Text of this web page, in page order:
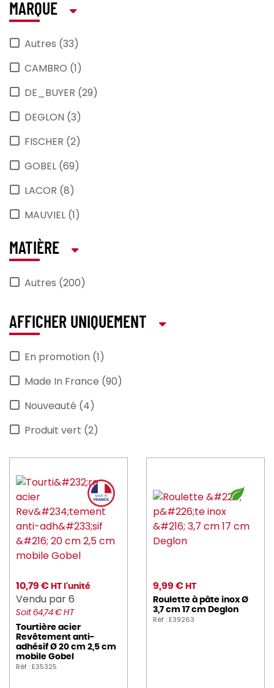
MARQUE
Autres (33)
CAMBRO (1)
DE_BUYER (29)
DEGLON (3)
FISCHER (2)
GOBEL (69)
LACOR (8)
MAUVIEL (1)
PRO_COOKER (43)
TECHNITRANS (1)
thermohauser (7)
thomas (3)
MATIÈRE
Autres (200)
AFFICHER UNIQUEMENT
En promotion (1)
Made In France (90)
Nouveauté (4)
Produit vert (2)
10,79 € HT l'unité
Vendu par 6
Soit 64,74 € HT
Tourtière acier
Revêtement anti-
adhésif Ø 20 cm 2,5 cm
mobile Gobel
Réf : E35325
9,99 € HT
Roulette à pâte inox Ø
3,7 cm 17 cm Deglon
Réf : E39263